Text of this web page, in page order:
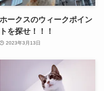
ホークスのウィークポイン
トを探せ！！！
2023年3月13日